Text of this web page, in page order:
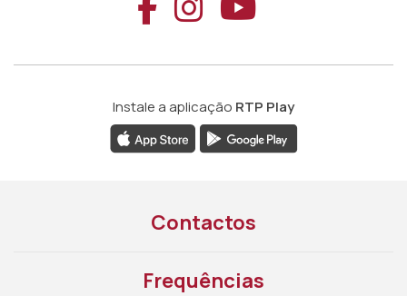
Instale a aplicação RTP Play
Contactos
Frequências